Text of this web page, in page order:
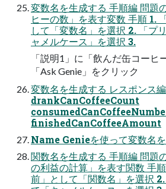
変数名を生成する 手順編 問題
ヒーの数」を表す変数 手順 1.
して「変数名」を選択 2. 「プ
ャメルケース」を選択 3.
「説明1」に「飲んだ缶コーヒ
「Ask Genie」をクリック
変数名を生成する レスポンス
drankCanCoffeeCount
finishedCanCoffeeAmount
Name Genieを使って変数名
関数名を生成する 手順編 問題
の利益の計算」を表す関数 手
前」として「関数名」を選択